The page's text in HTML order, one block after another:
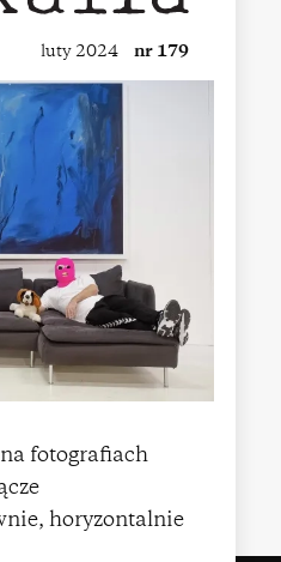
luty 2024 nr 179
fotografiach
horyzontalnie